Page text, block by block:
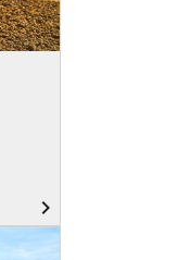
navigate_next